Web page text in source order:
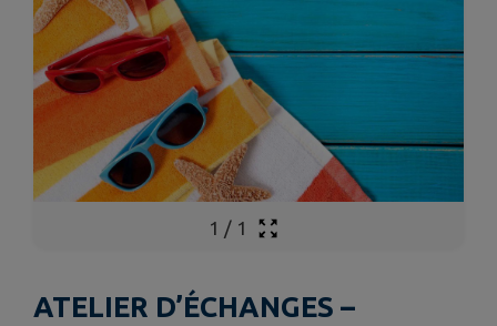
1 / 1
ATELIER D’ÉCHANGES –